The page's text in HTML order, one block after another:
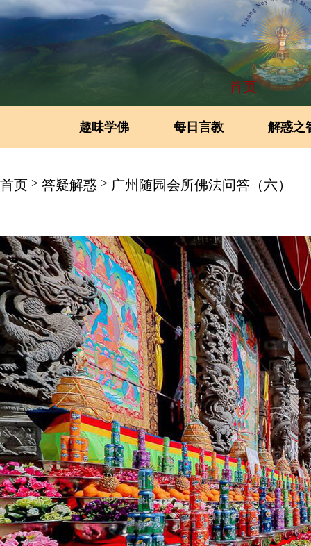
首页
趣味学佛 每日言教 解惑之
首页 > 答疑解惑 > 广州随园会所佛法问答（六）